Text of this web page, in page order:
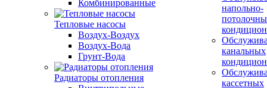
Комбинированные
Тепловые насосы
Воздух-Воздух
Воздух-Вода
Грунт-Вода
Радиаторы отопления
напольно-
канальных
кассетных